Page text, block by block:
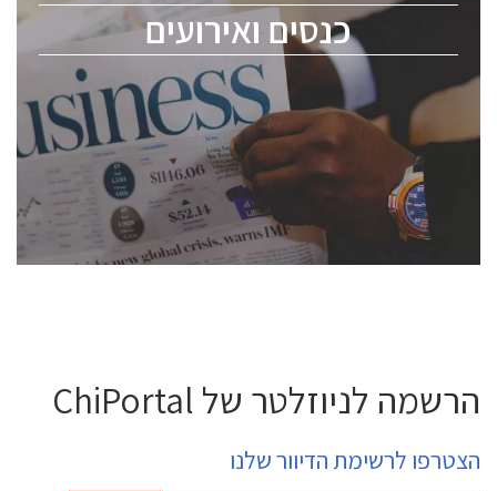
כנסים ואירועים
ChipEx2026 will be held on May 12-13, 2026. The
conference is intended for everyone involved in the
semiconductor industry, including engineers,
professional experts, and senior executives.
לחץ לפרטים
הרשמה לניוזלטר של ChiPortal
הצטרפו לרשימת הדיוור שלנו